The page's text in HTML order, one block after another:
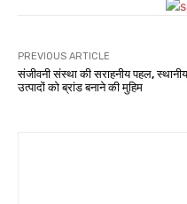
PREVIOUS ARTICLE
संजीवनी संस्था की सराहनीय पहल, स्थानीय
उत्पादों को ब्रांड बनाने की मुहिम